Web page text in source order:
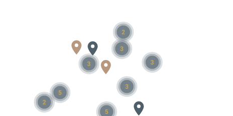
5
3
5
3
3
3
2
2